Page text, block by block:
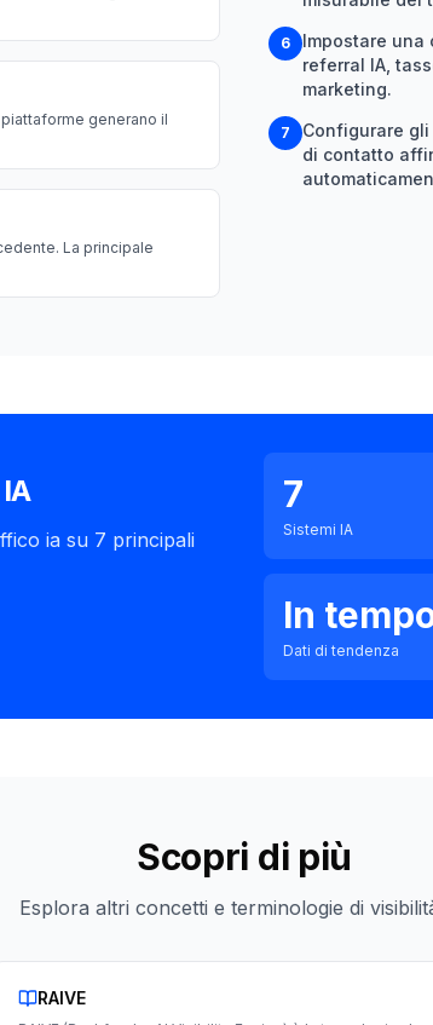
generano il
La principale
6
Impostare
referral IA,
marketing.
7
Configurare
di contatto
ia su 7 principali
7
Sistemi IA
In
Dati di tendenza
Scopri di più
Esplora altri concetti e terminologie di
RAIVE